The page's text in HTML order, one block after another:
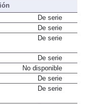
De serie
De serie
De serie
De serie
No disponible
De serie
De serie